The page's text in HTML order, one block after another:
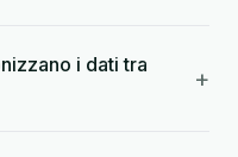
i dati tra
+